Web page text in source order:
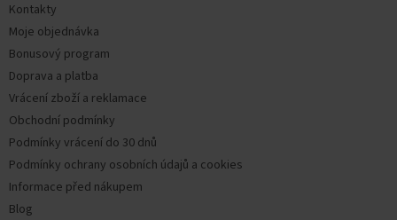
Kontakty
Moje objednávka
Bonusový program
Doprava a platba
Vrácení zboží a reklamace
Obchodní podmínky
Podmínky vrácení do 30 dnů
Podmínky ochrany osobních údajů a cookies
Informace před nákupem
Blog